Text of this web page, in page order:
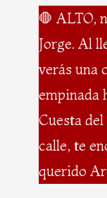
🛑 ALTO,
Jorge. Al
verás una
empinada
Cuesta
calle, te
querido